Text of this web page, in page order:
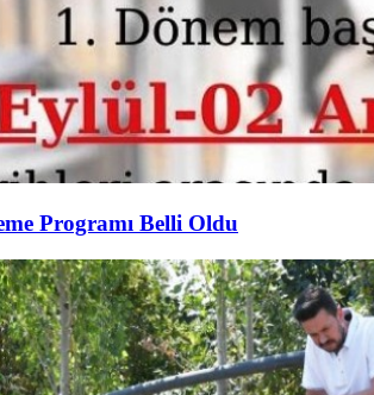
Programı Belli Oldu